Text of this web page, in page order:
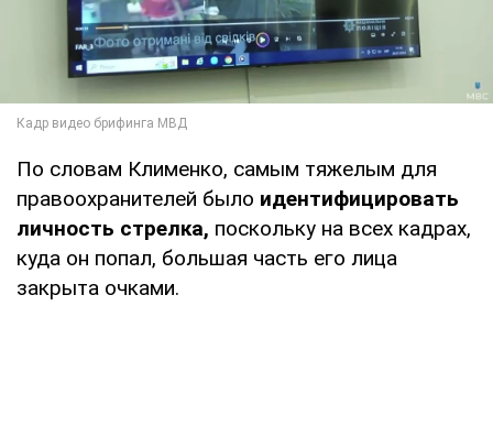
По словам Клименко, самым тяжелым для
правоохранителей было идентифицировать
личность стрелка, поскольку на всех кадрах,
куда он попал, большая часть его лица
закрыта очками.